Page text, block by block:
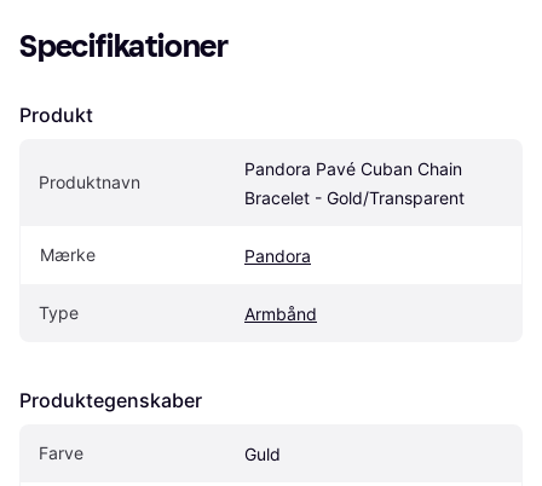
Specifikationer
Produkt
Produktnavn
Pandora Pavé Cuban Chain
Bracelet - Gold/Transparent
Mærke Pandora
Type Armbånd
Produktegenskaber
Farve Guld